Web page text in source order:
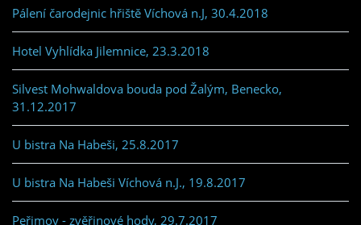
Pálení čarodejnic hřiště Víchová n.J, 30.4.2018
Hotel Vyhlídka Jilemnice, 23.3.2018
Silvest Mohwaldova bouda pod Žalým, Benecko,
31.12.2017
U bistra Na Habeši, 25.8.2017
U bistra Na Habeši Víchová n.J., 19.8.2017
Peřimov - zvěřinové hody, 29.7.2017